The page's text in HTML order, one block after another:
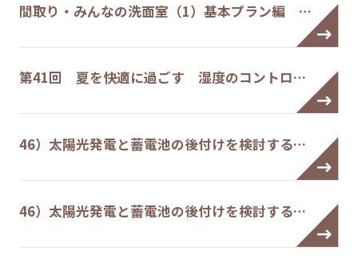
間取り・みんなの洗面室（1）基本プラン編 …
第41回 夏を快適に過ごす 湿度のコントロ…
46）太陽光発電と蓄電池の後付けを検討する…
46）太陽光発電と蓄電池の後付けを検討する…